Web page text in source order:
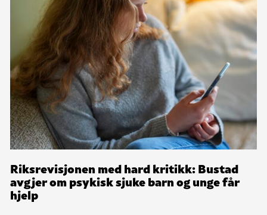
Riksrevisjonen med hard kritikk: Bustad
avgjer om psykisk sjuke barn og unge får
hjelp